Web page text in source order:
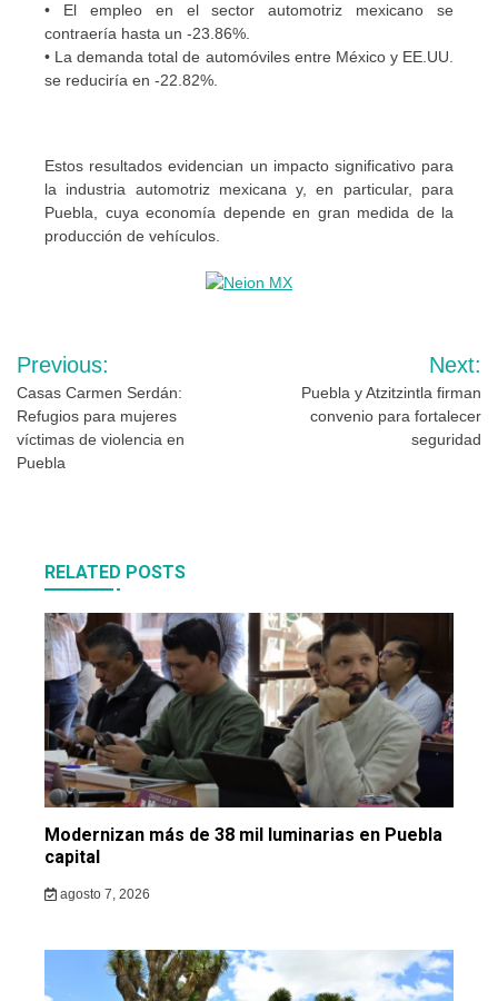
• El empleo en el sector automotriz mexicano se
contraería hasta un -23.86%.
• La demanda total de automóviles entre México y EE.UU.
se reduciría en -22.82%.
Estos resultados evidencian un impacto significativo para
la industria automotriz mexicana y, en particular, para
Puebla, cuya economía depende en gran medida de la
producción de vehículos.
Navegación
de
entradas
Previous:
Casas Carmen Serdán:
Refugios para mujeres
víctimas de violencia en
Puebla
Next:
Puebla y Atzitzintla firman
convenio para fortalecer
seguridad
RELATED POSTS
Modernizan más de 38 mil luminarias en Puebla
capital
agosto 7, 2026